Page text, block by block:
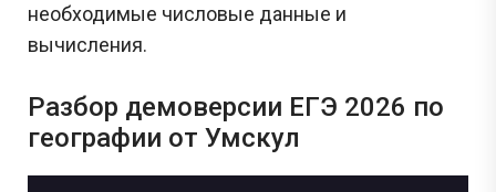
необходимые числовые данные и
вычисления.
Разбор демоверсии ЕГЭ 2026 по
географии от Умскул